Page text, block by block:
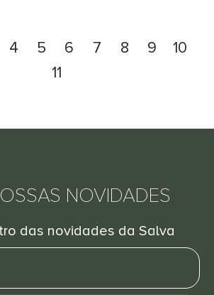
4 5 6 7 8 9
10
11
NOVIDADES
das novidades da Salva